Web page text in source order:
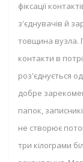
фіксації
з'єднувачів й
товщина вузла.
контакти в
роз'єднується
добре
папок,
не створює
три кілограми